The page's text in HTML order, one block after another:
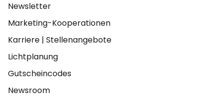
Newsletter
Marketing-Kooperationen
Karriere | Stellenangebote
Lichtplanung
Gutscheincodes
Newsroom